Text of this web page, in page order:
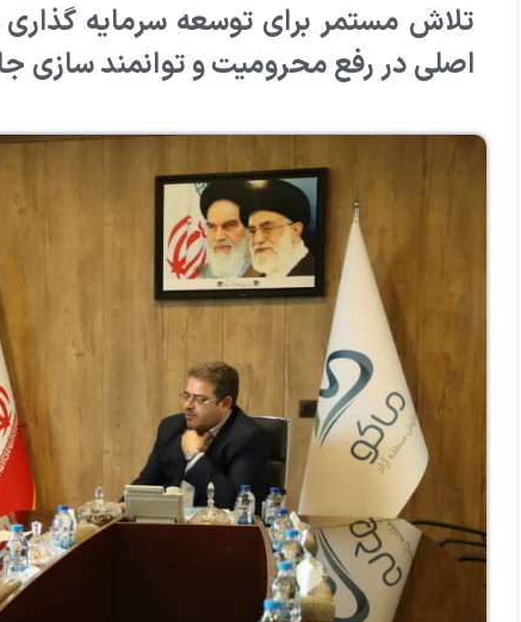
تلاش مستمر برای توسعه سرمایه گذاری
اصلی در رفع محرومیت و توانمند سازی